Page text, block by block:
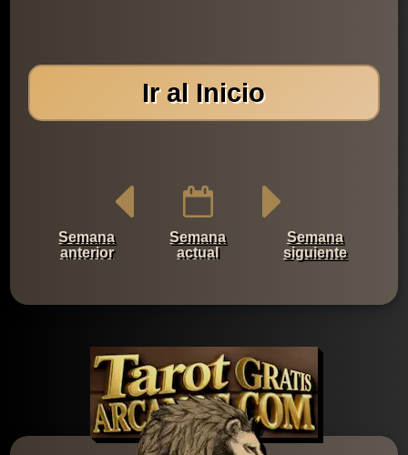
Ir al Inicio
Semana
anterior
Semana
actual
Semana
siguiente